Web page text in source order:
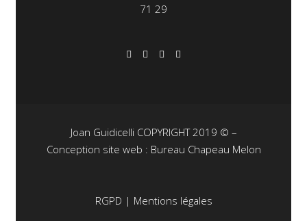
71 29
Joan Guidicelli COPYRIGHT 2019 © –
Conception site web : Bureau Chapeau Melon
RGPD | Mentions légales